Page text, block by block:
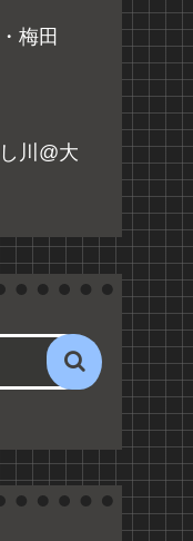
梅田
川@大